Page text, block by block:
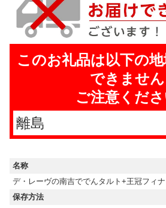
このお礼品は以下の
できません
ご注意くださ
離島
名称
デ・レーヴの南吉ででんタルト+王冠フィナ
保存方法